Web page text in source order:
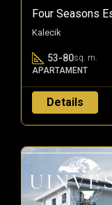
Four Seasons
Kalecik
53-80sq. m.
APARTAMENT
Details